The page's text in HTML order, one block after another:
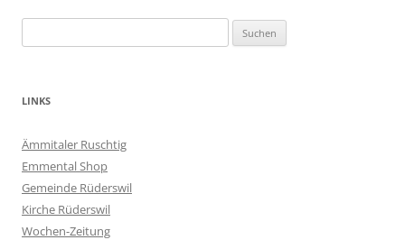
nach:
LINKS
Ämmitaler Ruschtig
Emmental Shop
Gemeinde Rüderswil
Kirche Rüderswil
Wochen-Zeitung